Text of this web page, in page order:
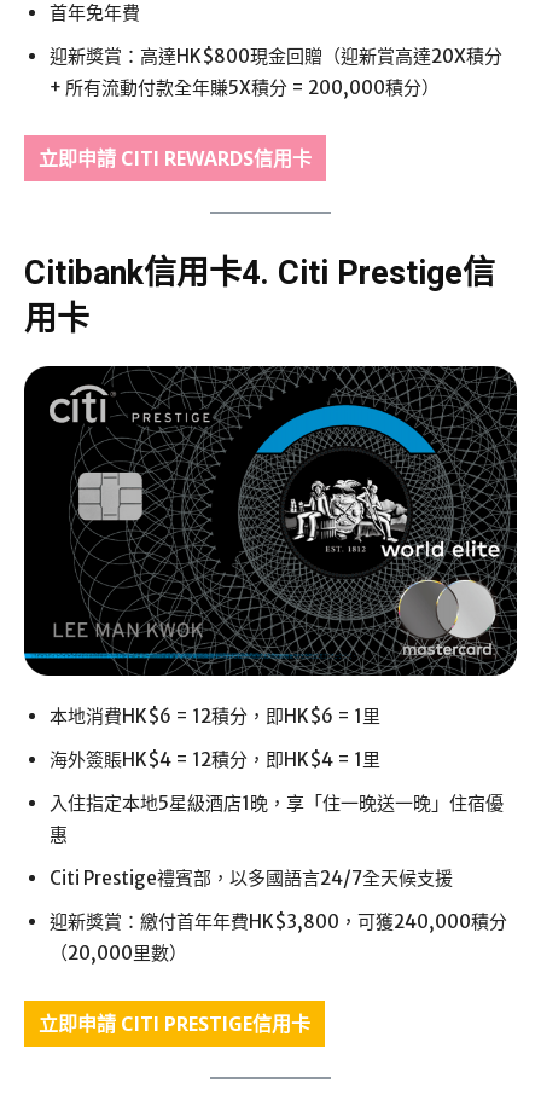
首年免年費
迎新獎賞：高達HK$800現金回贈（迎新賞高達20X積分
+ 所有流動付款全年賺5X積分 = 200,000積分）
立即申請 CITI REWARDS信用卡
Citibank信用卡4. Citi Prestige信
用卡
本地消費HK$6 = 12積分，即HK$6 = 1里
海外簽賬HK$4 = 12積分，即HK$4 = 1里
入住指定本地5星級酒店1晚，享「住一晚送一晚」住宿優
惠
Citi Prestige禮賓部，以多國語言24/7全天候支援
迎新獎賞：繳付首年年費HK$3,800，可獲240,000積分
（20,000里數）
立即申請 CITI PRESTIGE信用卡